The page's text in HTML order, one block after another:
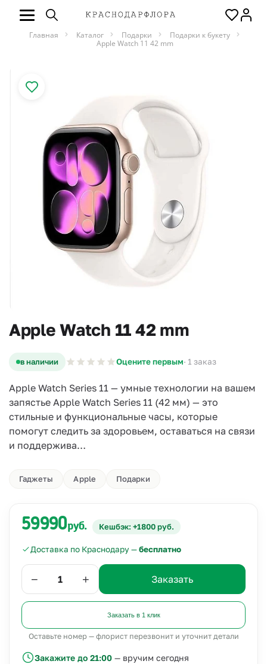
Главная Каталог Подарки
Подарки к букету
Apple Watch 11 42 mm
Apple Watch 11 42 mm
в наличии Оцените первым· 1 заказ
Apple Watch Series 11 — умные технологии на вашем
запястье Apple Watch Series 11 (42 мм) — это
стильные и функциональные часы, которые
помогут следить за здоровьем, оставаться на связи
и поддержива…
Гаджеты Apple Подарки
59990руб. Кешбэк: +1800 руб.
Доставка по Краснодару —бесплатно
− + Заказать
Заказать в 1 клик
Оставьте номер — флорист перезвонит и уточнит детали
Закажите до 21:00 — вручим сегодня